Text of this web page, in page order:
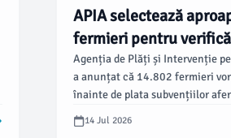
APIA selectează
fermieri pentru
Agenția de Plăți și Intervenție
a anunțat că 14.802 fermieri
înainte de plata subvențiilor
acest an. Controalele, ce
cât și cele zootehnice, trebuie
14 Jul 2026